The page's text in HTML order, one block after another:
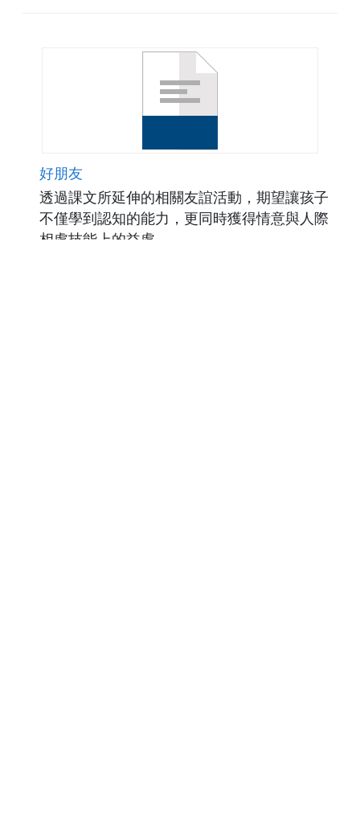
好朋友
透過課文所延伸的相關友誼活動，期望讓孩子
不僅學到認知的能力，更同時獲得情意與人際
相處技能上的益處。